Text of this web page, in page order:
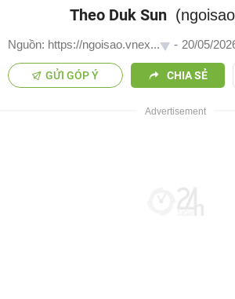
Theo Duk Sun
Nguồn: https://ngoisao.vnex... - 20/05/
GỬI GÓP Ý CHIA SẺ